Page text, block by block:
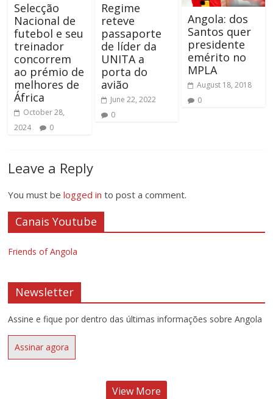
Selecção
Nacional de
futebol e seu
treinador
concorrem
ao prémio de
melhores de
África
October 28,
2024
0
Regime
reteve
passaporte
de líder da
UNITA a
porta do
avião
June 22, 2022
0
Angola: dos
Santos quer
presidente
emérito no
MPLA
August 18, 2018
0
Leave a Reply
You must belogged in to post a comment.
Canais Youtube
Friends of Angola
Newsletter
Assine e fique por dentro das últimas informações sobre Angola
Assinar agora
View More